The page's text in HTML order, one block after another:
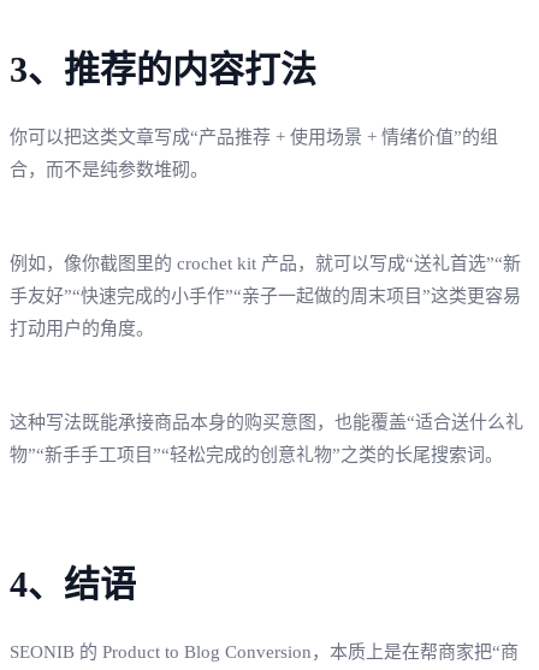
3、推荐的内容打法
你可以把这类文章写成“产品推荐 + 使用场景 + 情绪价值”的组
合，而不是纯参数堆砌。
例如，像你截图里的 crochet kit 产品，就可以写成“送礼首选”“新
手友好”“快速完成的小手作”“亲子一起做的周末项目”这类更容易
打动用户的角度。
这种写法既能承接商品本身的购买意图，也能覆盖“适合送什么礼
物”“新手手工项目”“轻松完成的创意礼物”之类的长尾搜索词。
4、结语
SEONIB 的 Product to Blog Conversion，本质上是在帮商家把“商